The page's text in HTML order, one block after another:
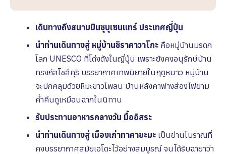
เดินทางถึงสนามบินชุบุเซนแทร์ ประเทศญี่ปุ่น
นำท่านเดินทางสู่ หมู่บ้านชิราคาวาโกะ คือหมู่บ้านมรดก
โลก UNESCO ที่โด่งดังในญี่ปุ่น เพราะยังคงอนุรักษ์บ้าน
ทรงกัสโชสึคุริ บรรยากาศเทพนิยายในฤดูหนาว หมู่บ้าน
จะปกคลุมด้วยหิมะขาวโพลน บ้านหลังคาฟางส่องไฟยาม
ค่ำคืนดูเหมือนฉากในนิทาน
รับประทานอาหารกลางวัน มื้ออิสระ
นำท่านเดินทางสู่ เมืองเก่าทาคายะมะ เป็นย่านโบราณที่
คงบรรยากาศสมัยเอโดะไว้อย่างสมบูรณ์ จนได้รับฉายาว่า